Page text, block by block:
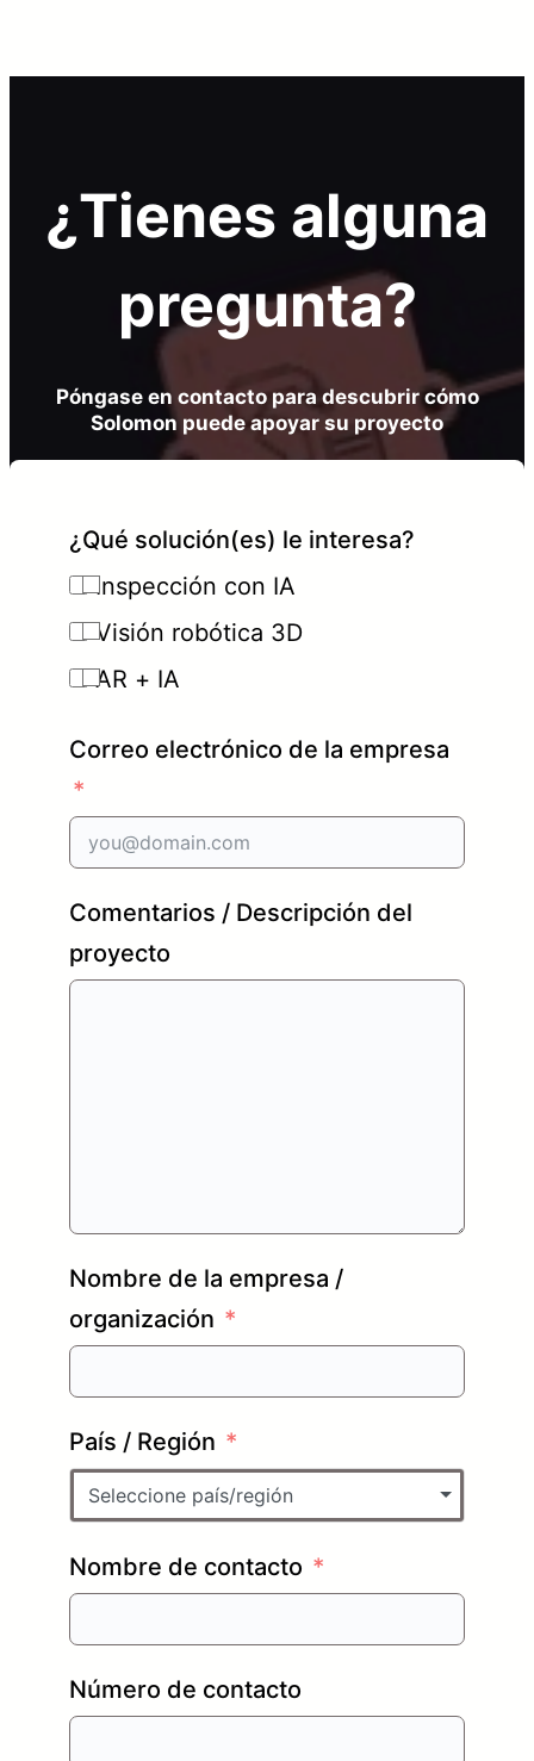
¿Tienes alguna
pregunta?
Póngase en contacto para descubrir cómo
Solomon puede apoyar su proyecto
¿Qué solución(es) le interesa?
Inspección con IA
Visión robótica 3D
AR + IA
Correo electrónico de la empresa
Comentarios / Descripción del
proyecto
Nombre de la empresa /
organización
País / Región
Seleccione país/región
Nombre de contacto
Número de contacto